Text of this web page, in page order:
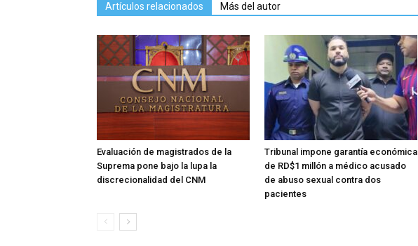
Artículos relacionados Más del autor
Evaluación de magistrados de la
Suprema pone bajo la lupa la
discrecionalidad del CNM
Tribunal impone garantía económica
de RD$1 millón a médico acusado
de abuso sexual contra dos
pacientes